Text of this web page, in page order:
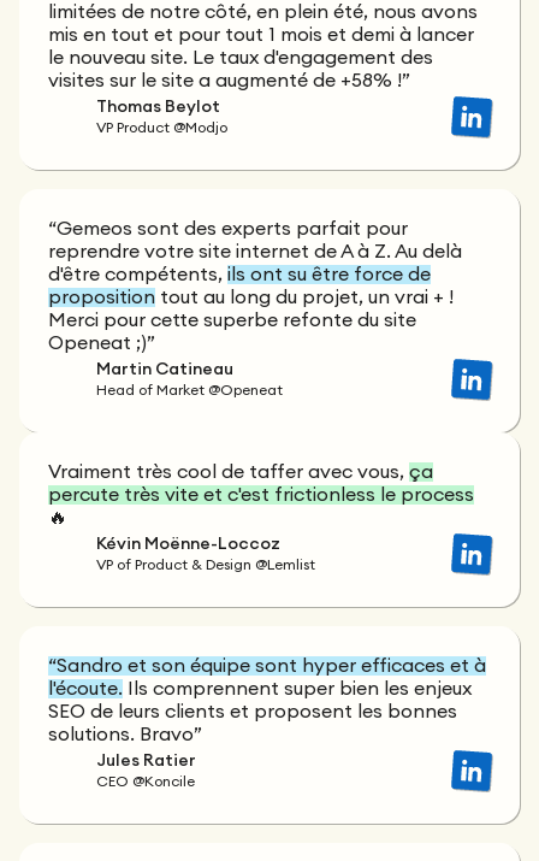
limitées de notre côté, en plein été, nous avons
mis en tout et pour tout 1 mois et demi à lancer
le nouveau site. Le taux d'engagement des
visites sur le site a augmenté de +58% !”
Thomas Beylot
VP Product @Modjo
“Gemeos sont des experts parfait pour
reprendre votre site internet de A à Z. Au delà
d'être compétents, ils ont su être force de
proposition tout au long du projet, un vrai + !
Merci pour cette superbe refonte du site
Openeat ;)”
Martin Catineau
Head of Market @Openeat
Vraiment très cool de taffer avec vous, ça
percute très vite et c'est frictionless le process
🔥
Kévin Moënne-Loccoz
VP of Product & Design @Lemlist
“Sandro et son équipe sont hyper efficaces et à
l'écoute. Ils comprennent super bien les enjeux
SEO de leurs clients et proposent les bonnes
solutions. Bravo”
Jules Ratier
CEO @Koncile